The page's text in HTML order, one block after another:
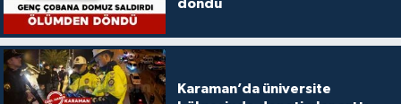
döndü
Karaman’da üniversite